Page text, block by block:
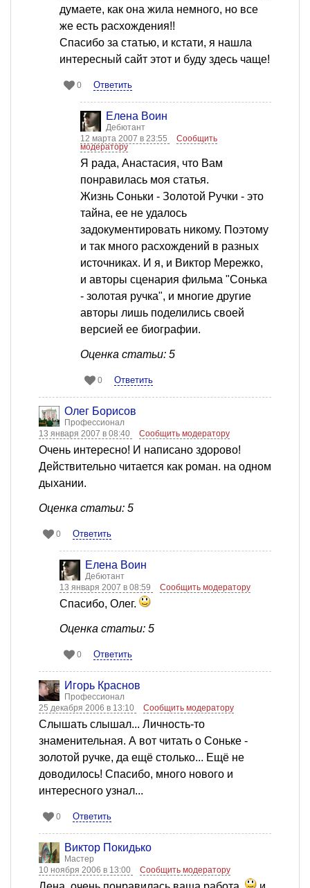
думаете, как она жила немного, но все
же есть расхождения!!
Спасибо за статью, и кстати, я нашла
интересный сайт этот и буду здесь чаще!
0 Ответить
Елена Воин
Дебютант
12 марта 2007 в 23:55
Сообщить
модератору
Я рада, Анастасия, что Вам
понравилась моя статья.
Жизнь Соньки - Золотой Ручки - это
тайна, ее не удалось
задокументировать никому. Поэтому
и так много расхождений в разных
источниках. И я, и Виктор Мережко,
и авторы сценария фильма "Сонька
- золотая ручка", и многие другие
авторы лишь поделились своей
версией ее биографии.
Оценка статьи: 5
0 Ответить
Олег Борисов
Профессионал
13 января 2007 в 08:40
Сообщить модератору
Очень интересно! И написано здорово!
Действительно читается как роман. на одном
дыхании.
Оценка статьи: 5
0 Ответить
Елена Воин
Дебютант
13 января 2007 в 08:59
Сообщить модератору
Спасибо, Олег.
Оценка статьи: 5
0 Ответить
Игорь Краснов
Профессионал
25 декабря 2006 в 13:10
Сообщить модератору
Слышать слышал... Личность-то
знаменительная. А вот читать о Соньке -
золотой ручке, да ещё столько... Ещё не
доводилось! Спасибо, много нового и
интересного узнал...
0 Ответить
Виктор Покидько
Мастер
10 ноября 2006 в 13:00
Сообщить модератору